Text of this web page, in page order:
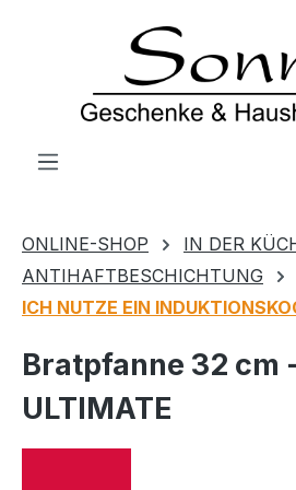
Zum Hauptinhalt springen
ONLINE-SHOP IN DER
ANTIHAFTBESCHICHTUNG
ICH NUTZE EIN
Bratpfanne 32 cm
ULTIMATE